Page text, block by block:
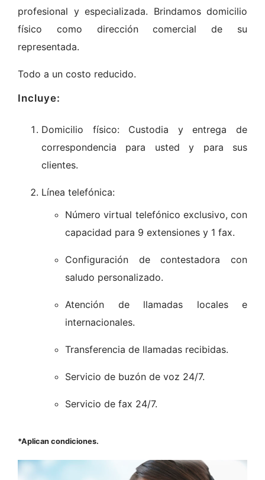
profesional y especializada. Brindamos domicilio
físico como dirección comercial de su
representada.
Todo a un costo reducido.
Incluye:
Domicilio físico: Custodia y entrega de
correspondencia para usted y para sus
clientes.
Línea telefónica:
Número virtual telefónico exclusivo, con
capacidad para 9 extensiones y 1 fax.
Configuración de contestadora con
saludo personalizado.
Atención de llamadas locales e
internacionales.
Transferencia de llamadas recibidas.
Servicio de buzón de voz 24/7.
Servicio de fax 24/7.
*Aplican condiciones.